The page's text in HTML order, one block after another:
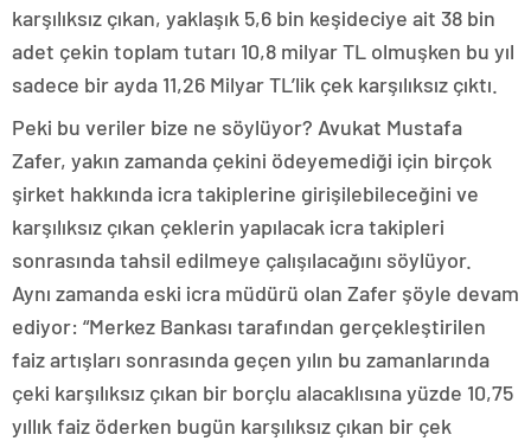
karşılıksız çıkan, yaklaşık 5,6 bin keşideciye ait 38 bin
adet çekin toplam tutarı 10,8 milyar TL olmuşken bu yıl
sadece bir ayda 11,26 Milyar TL’lik çek karşılıksız çıktı.
Peki bu veriler bize ne söylüyor? Avukat Mustafa
Zafer, yakın zamanda çekini ödeyemediği için birçok
şirket hakkında icra takiplerine girişilebileceğini ve
karşılıksız çıkan çeklerin yapılacak icra takipleri
sonrasında tahsil edilmeye çalışılacağını söylüyor.
Aynı zamanda eski icra müdürü olan Zafer şöyle devam
ediyor: “Merkez Bankası tarafından gerçekleştirilen
faiz artışları sonrasında geçen yılın bu zamanlarında
çeki karşılıksız çıkan bir borçlu alacaklısına yüzde 10,75
yıllık faiz öderken bugün karşılıksız çıkan bir çek